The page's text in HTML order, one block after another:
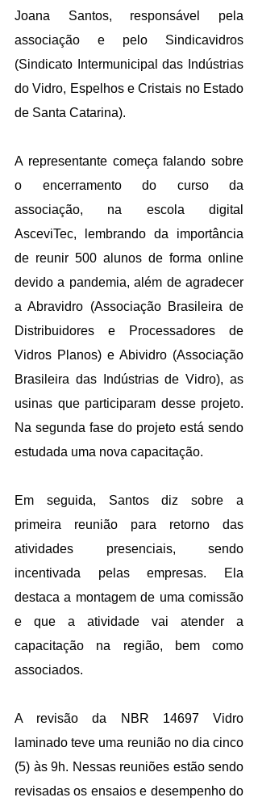
Joana Santos, responsável pela
associação e pelo Sindicavidros
(Sindicato Intermunicipal das Indústrias
do Vidro, Espelhos e Cristais no Estado
de Santa Catarina).
A representante começa falando sobre
o encerramento do curso da
associação, na escola digital
AsceviTec, lembrando da importância
de reunir 500 alunos de forma online
devido a pandemia, além de agradecer
a Abravidro (Associação Brasileira de
Distribuidores e Processadores de
Vidros Planos) e Abividro (Associação
Brasileira das Indústrias de Vidro), as
usinas que participaram desse projeto.
Na segunda fase do projeto está sendo
estudada uma nova capacitação.
Em seguida, Santos diz sobre a
primeira reunião para retorno das
atividades presenciais, sendo
incentivada pelas empresas. Ela
destaca a montagem de uma comissão
e que a atividade vai atender a
capacitação na região, bem como
associados.
A revisão da NBR 14697 Vidro
laminado teve uma reunião no dia cinco
(5) às 9h. Nessas reuniões estão sendo
revisadas os ensaios e desempenho do